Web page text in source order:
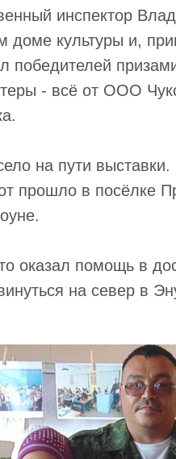
инспектор
доме культуры и,
победителей
- всё от ООО
на пути
прошло в посёлке
оказал помощь в
на север в